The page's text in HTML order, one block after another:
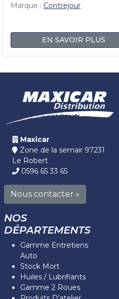
Marque : Contrejour
EN SAVOIR PLUS
Maxicar
Zone de la semair 97231
Le Robert
0596 65 33 65
Nous contacter »
NOS
DÉPARTEMENTS
Gamme Entretiens
Auto
Stock Mort
Huiles / Lubrifiants
Gamme 2 Roues